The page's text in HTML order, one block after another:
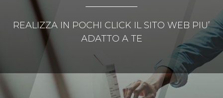
REALIZZA IN POCHI CLICK IL SITO WEB PIU’
ADATTO A TE